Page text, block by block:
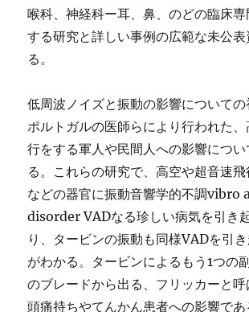
喉科、神経科ー耳、鼻、のどの臨床
する研究と詳しい事例の広範な未公
る。
低周波ノイズと振動の影響についての
ポルトガルの医師らにより行われた
行をする軍人や民間人への影響につ
る。これらの研究で、高空や超音速
などの器官に振動音響学的不調vibro
disorder VADなる珍しい病気を引き
り、タービンの振動も同様VADを引
がわかる。タービンによるもう1つの
のブレードから出る、フリッカーと
頭痛持ちやてんかん患者への影響であ